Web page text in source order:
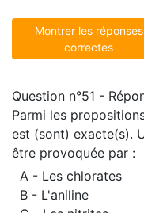
Montrer les réponses
correctes
Question n°51 -
Parmi les
est (sont) exacte(s).
être provoquée par :
A - Les chlorates
B - L'aniline